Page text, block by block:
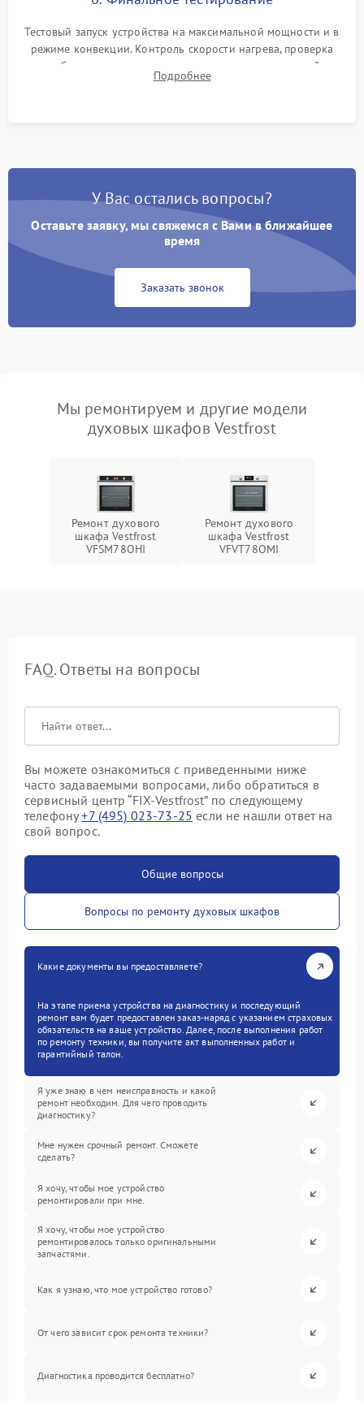
Тестовый запуск устройства на максимальной мощности и в
режиме конвекции. Контроль скорости нагрева, проверка
срабатывания термостата при достижении заданной
температуры и тест на отсутствие утечек тока.
Подробнее
У Вас остались вопросы?
Оставьте заявку, мы свяжемся с Вами в ближайшее
время
Заказать звонок
Мы ремонтируем и другие модели
духовых шкафов Vestfrost
Ремонт духового
шкафа Vestfrost
VFSM78OHI
Ремонт духового
шкафа Vestfrost
VFVT78OMI
FAQ. Ответы на вопросы
Вы можете ознакомиться с приведенными ниже
часто задаваемыми вопросами, либо обратиться в
сервисный центр “FIX-Vestfrost” по следующему
телефону+7 (495) 023-73-25 если не нашли ответ на
свой вопрос.
Общие вопросы
Вопросы по ремонту духовых шкафов
Какие документы вы предоставляете?
На этапе приема устройства на диагностику и последующий
ремонт вам будет предоставлен заказ-наряд с указанием страховых
обязательств на ваше устройство. Далее, после выполнения работ
по ремонту техники, вы получите акт выполненных работ и
гарантийный талон.
Я уже знаю в чем неисправность и какой
ремонт необходим. Для чего проводить
диагностику?
Мне нужен срочный ремонт. Сможете
сделать?
Я хочу, чтобы мое устройство
ремонтировали при мне.
Я хочу, чтобы мое устройство
ремонтировалось только оригинальными
запчастями.
Как я узнаю, что мое устройство готово?
От чего зависит срок ремонта техники?
Диагностика проводится бесплатно?